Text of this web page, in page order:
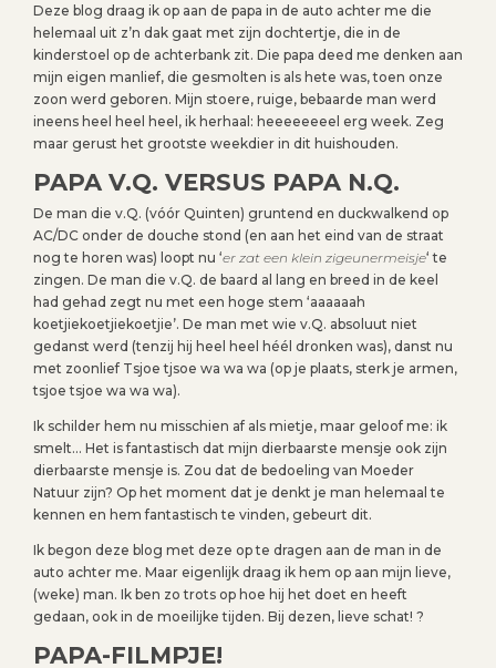
Deze blog draag ik op aan de papa in de auto achter me die
helemaal uit z’n dak gaat met zijn dochtertje, die in de
kinderstoel op de achterbank zit. Die papa deed me denken aan
mijn eigen manlief, die gesmolten is als hete was, toen onze
zoon werd geboren. Mijn stoere, ruige, bebaarde man werd
ineens heel heel heel, ik herhaal: heeeeeeeel erg week. Zeg
maar gerust het grootste weekdier in dit huishouden.
PAPA V.Q. VERSUS PAPA N.Q.
De man die v.Q. (vóór Quinten) gruntend en duckwalkend op
AC/DC onder de douche stond (en aan het eind van de straat
nog te horen was) loopt nu ‘er zat een klein zigeunermeisje‘ te
zingen. De man die v.Q. de baard al lang en breed in de keel
had gehad zegt nu met een hoge stem ‘aaaaaah
koetjiekoetjiekoetjie’. De man met wie v.Q. absoluut niet
gedanst werd (tenzij hij heel heel héél dronken was), danst nu
met zoonlief Tsjoe tjsoe wa wa wa (op je plaats, sterk je armen,
tsjoe tsjoe wa wa wa).
Ik schilder hem nu misschien af als mietje, maar geloof me: ik
smelt… Het is fantastisch dat mijn dierbaarste mensje ook zijn
dierbaarste mensje is. Zou dat de bedoeling van Moeder
Natuur zijn? Op het moment dat je denkt je man helemaal te
kennen en hem fantastisch te vinden, gebeurt dit.
Ik begon deze blog met deze op te dragen aan de man in de
auto achter me. Maar eigenlijk draag ik hem op aan mijn lieve,
(weke) man. Ik ben zo trots op hoe hij het doet en heeft
gedaan, ook in de moeilijke tijden. Bij dezen, lieve schat! ?
PAPA-FILMPJE!